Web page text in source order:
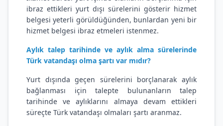
ibraz ettikleri yurt dışı sürelerini gösterir hizmet
belgesi yeterli görüldüğünden, bunlardan yeni bir
hizmet belgesi ibraz etmeleri istenmez.
Aylık talep tarihinde ve aylık alma sürelerinde
Türk vatandaşı olma şartı var mıdır?
Yurt dışında geçen sürelerini borçlanarak aylık
bağlanması için talepte bulunanların talep
tarihinde ve aylıklarını almaya devam ettikleri
süreçte Türk vatandaşı olmaları şartı aranmaz.